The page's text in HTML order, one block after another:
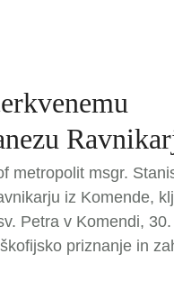
metropolit msgr.
iz Komende,
Petra v Komendi,
priznanje in
službe ključarja